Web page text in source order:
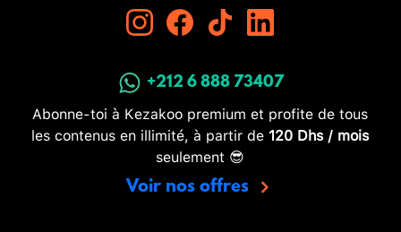
+212 6 888 73407
Abonne-toi à Kezakoo premium et profite de tous
les contenus en illimité, à partir de 120 Dhs / mois
seulement 😎
Voir nos offres